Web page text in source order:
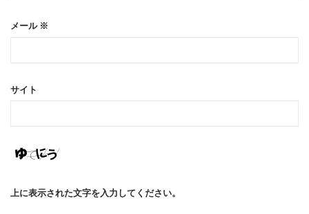
メール ※
サイト
上に表示された文字を入力してください。